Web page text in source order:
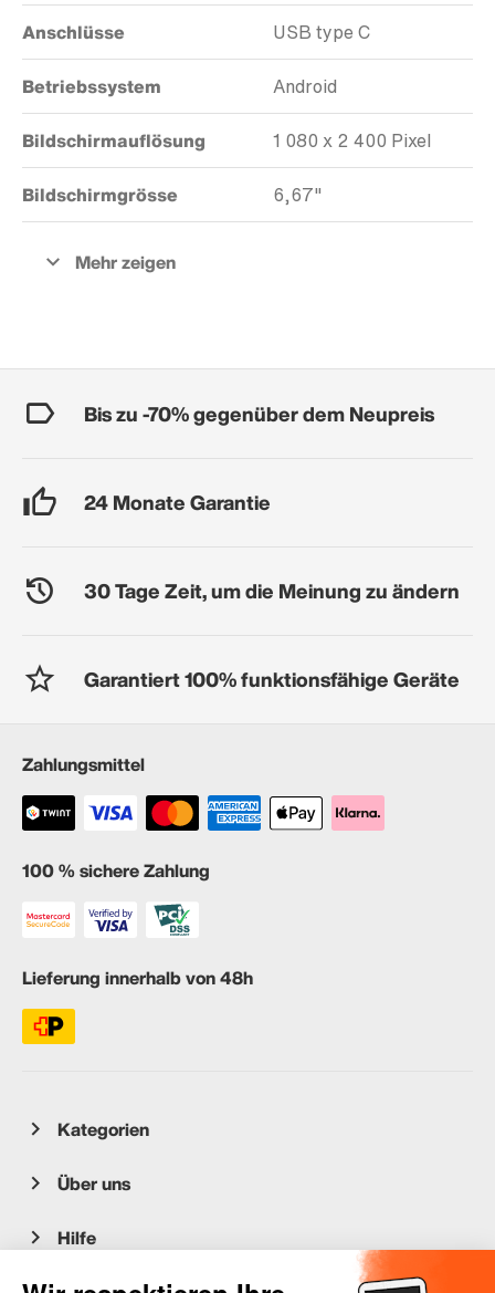
Anschlüsse USB type C
Betriebssystem Android
Bildschirmauflösung 1 080 x 2 400 Pixel
Bildschirmgrösse 6,67"
Bis zu -70% gegenüber dem Neupreis
24 Monate Garantie
30 Tage Zeit, um die Meinung zu ändern
Garantiert 100% funktionsfähige Geräte
Zahlungsmittel
100 % sichere Zahlung
Lieferung innerhalb von 48h
Kategorien
Über uns
Hilfe